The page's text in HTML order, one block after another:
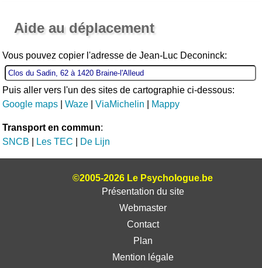
Aide au déplacement
Vous pouvez copier l'adresse de Jean-Luc Deconinck:
Puis aller vers l'un des sites de cartographie ci-dessous:
Google maps |Waze |ViaMichelin Mappy
Transport en commun:
SNCB
Les TEC De Lijn
©2005-2026 Le Psychologue.be
Présentation du site
Webmaster
Contact
Plan
Mention légale